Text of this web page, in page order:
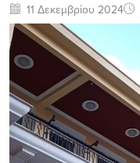
11 Δεκεμβρίου 2024